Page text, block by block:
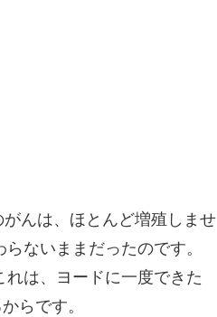
んは、ほとんど増殖しませ
ないままだったのです。
は、ヨードに一度できた
らです。